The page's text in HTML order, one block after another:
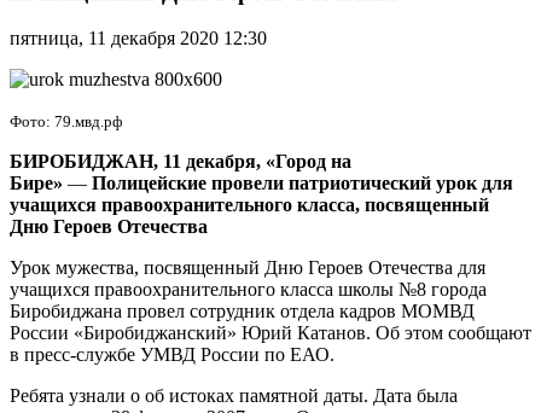
патриотический
посвященный
Дню
Героев
Отечества
пятница, 11 декабря 2020 12:30
Фото: 79.мвд.рф
БИРОБИДЖАН, 11 декабря, «Город на
Бире» — Полицейские провели патриотический урок для
учащихся правоохранительного класса, посвященный
Дню Героев Отечества
Урок мужества, посвященный Дню Героев Отечества для
учащихся правоохранительного класса школы №8 города
Биробиджана провел сотрудник отдела кадров МОМВД
России «Биробиджанский» Юрий Катанов. Об этом сообщают
в пресс-службе УМВД России по ЕАО.
Ребята узнали о об истоках памятной даты. Дата была